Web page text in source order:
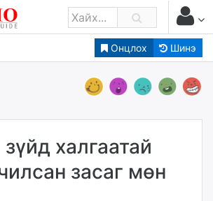
Онцлох Шинэ
халгаатай
засаг мөн